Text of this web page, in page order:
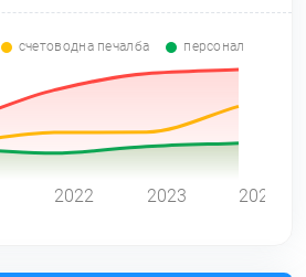
счетоводна печалба персонал
2022 2023 2024